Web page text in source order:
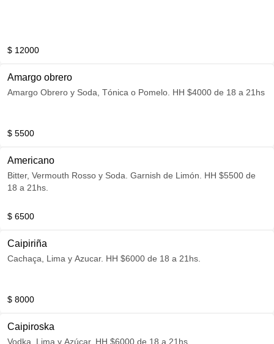
$ 12000
Amargo obrero
Amargo Obrero y Soda, Tónica o Pomelo. HH $4000 de 18 a 21hs
$ 5500
Americano
Bitter, Vermouth Rosso y Soda. Garnish de Limón. HH $5500 de
18 a 21hs.
$ 6500
Caipiriña
Cachaça, Lima y Azucar. HH $6000 de 18 a 21hs.
$ 8000
Caipiroska
Vodka, Lima y Azúcar. HH $6000 de 18 a 21hs.